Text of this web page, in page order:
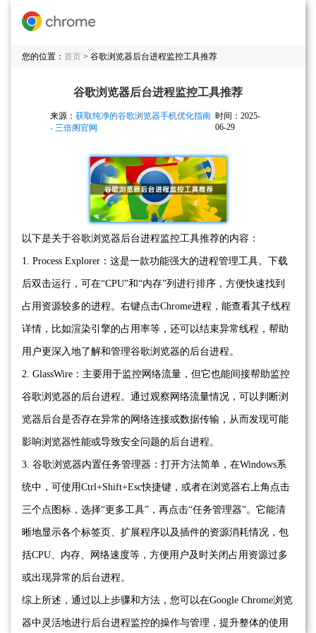
您的位置： 首页 > 谷歌浏览器后台进程监控工具推荐
谷歌浏览器后台进程监控工具推荐
来源： 获取纯净的谷歌浏览器手机优化指南
- 三倍阁官网
时间：2025-
06-29
以下是关于谷歌浏览器后台进程监控工具推荐的内容：
1. Process Explorer：这是一款功能强大的进程管理工具。下载
后双击运行，可在“CPU”和“内存”列进行排序，方便快速找到
占用资源较多的进程。右键点击Chrome进程，能查看其子线程
详情，比如渲染引擎的占用率等，还可以结束异常线程，帮助
用户更深入地了解和管理谷歌浏览器的后台进程。
2. GlassWire：主要用于监控网络流量，但它也能间接帮助监控
谷歌浏览器的后台进程。通过观察网络流量情况，可以判断浏
览器后台是否存在异常的网络连接或数据传输，从而发现可能
影响浏览器性能或导致安全问题的后台进程。
3. 谷歌浏览器内置任务管理器：打开方法简单，在Windows系
统中，可使用Ctrl+Shift+Esc快捷键，或者在浏览器右上角点击
三个点图标，选择“更多工具”，再点击“任务管理器”。它能清
晰地显示各个标签页、扩展程序以及插件的资源消耗情况，包
括CPU、内存、网络速度等，方便用户及时关闭占用资源过多
或出现异常的后台进程。
综上所述，通过以上步骤和方法，您可以在Google Chrome浏览
器中灵活地进行后台进程监控的操作与管理，提升整体的使用